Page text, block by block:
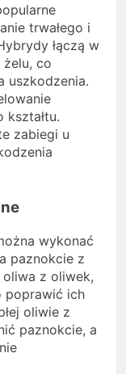
trwałego i
łączą w
co
uszkodzenia.
kształtu.
zabiegi u
wykonać
paznokcie z
oliwa z oliwek,
poprawić ich
oliwie z
paznokcie, a